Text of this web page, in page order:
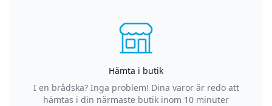
Hämta i butik
I en brådska? Inga problem! Dina varor är redo att
hämtas i din närmaste butik inom 10 minuter